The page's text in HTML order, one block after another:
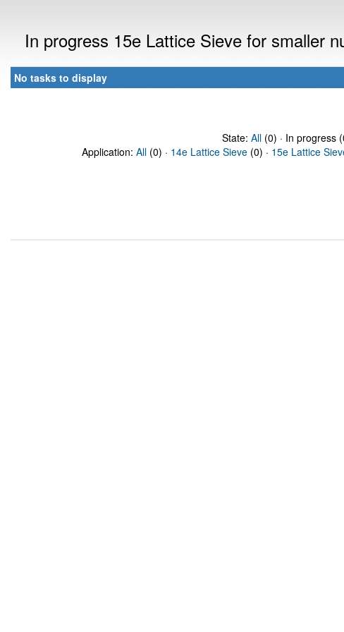
In progress 15e Lattice Sieve for smaller
No tasks to display
State: All(0) · In progress
Application: All (0) · 14e Lattice Sieve (0) · 15e Lattice